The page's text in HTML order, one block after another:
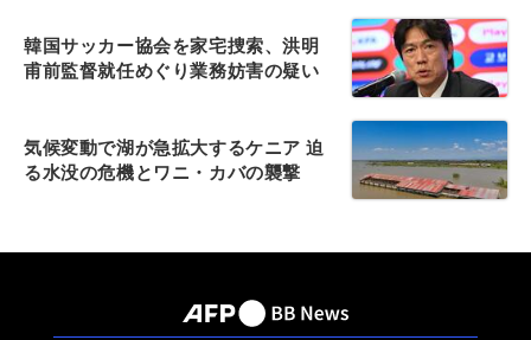
韓国サッカー協会を家宅捜索、洪明
甫前監督就任めぐり業務妨害の疑い
気候変動で湖が急拡大するケニア 迫
る水没の危機とワニ・カバの襲撃